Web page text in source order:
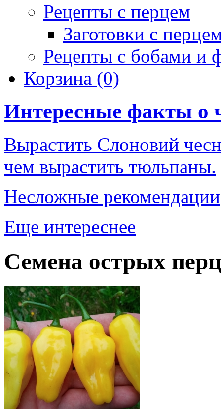
Рецепты с перцем
Заготовки с
Рецепты с бобами и
Корзина (0)
Интересные факты о
Вырастить Слоновий
чем вырастить тюльпаны.
Несложные рекомендации
Еще интереснее
Семена острых